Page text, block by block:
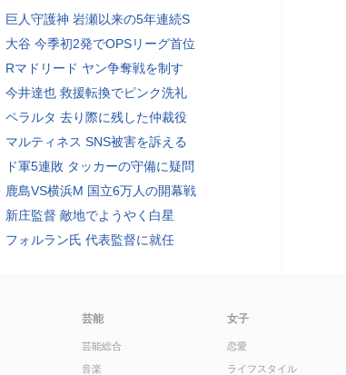
巨人守護神 岩瀬以来の5年連続S
大谷 今季初2発でOPSリーグ首位
Rマドリード ヤン争奪戦を制す
今井達也 救援転換でピンク洗礼
ペラルタ 去り際に残した仲裁役
マルティネス SNS被害を訴える
ド軍5連敗 タッカーの守備に疑問
鹿島VS横浜M 国立6万人の開幕戦
新庄監督 敵地でようやく白星
フォルラン氏 代表監督に就任
芸能
芸能総合
音楽
女子
恋愛
ライフスタイル